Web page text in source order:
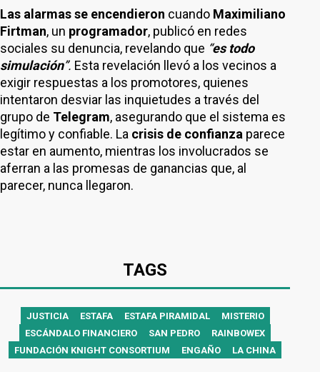
Las alarmas se encendieron cuando Maximiliano
Firtman, un programador, publicó en redes
sociales su denuncia, revelando que “es todo
simulación”. Esta revelación llevó a los vecinos a
exigir respuestas a los promotores, quienes
intentaron desviar las inquietudes a través del
grupo de Telegram, asegurando que el sistema es
legítimo y confiable. La crisis de confianza parece
estar en aumento, mientras los involucrados se
aferran a las promesas de ganancias que, al
parecer, nunca llegaron.
TAGS
JUSTICIA ESTAFA ESTAFA PIRAMIDAL
MISTERIO
ESCÁNDALO FINANCIERO
SAN PEDRO
RAINBOWEX
FUNDACIÓN KNIGHT CONSORTIUM
ENGAÑO LA CHINA